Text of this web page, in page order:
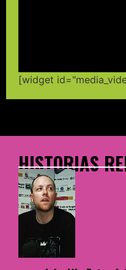
[widget
HISTORIAS